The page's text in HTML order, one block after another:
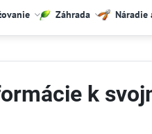
Záhrada Náradie
k